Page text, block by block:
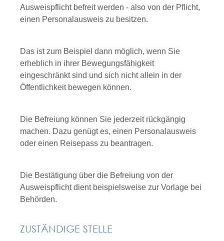
Ausweispflicht befreit werden - also von der Pflicht,
einen Personalausweis zu besitzen.
Das ist zum Beispiel dann möglich, wenn Sie
erheblich in ihrer Bewegungsfähigkeit
eingeschränkt sind und sich nicht allein in der
Öffentlichkeit bewegen können.
Die Befreiung können Sie jederzeit rückgängig
machen. Dazu genügt es, einen Personalausweis
oder einen Reisepass zu beantragen.
Die Bestätigung über die Befreiung von der
Ausweispflicht dient beispielsweise zur Vorlage bei
Behörden.
ZUSTÄNDIGE STELLE